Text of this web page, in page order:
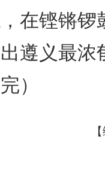
在铿锵锣
遵义最浓
）